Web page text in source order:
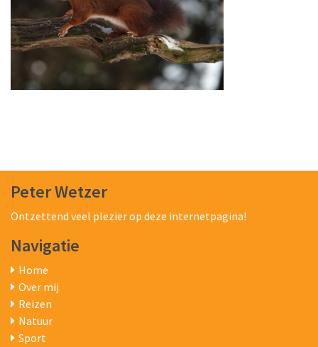
Peter Wetzer
Ontzettend veel plezier op deze internetpagina!
Navigatie
Home
Over mij
Reizen
Natuur
Sport